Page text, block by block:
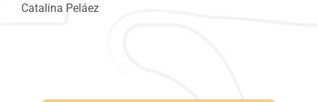
Catalina Peláez